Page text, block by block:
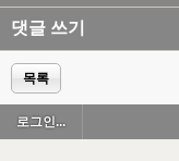
댓글 쓰기
목록
로그인...